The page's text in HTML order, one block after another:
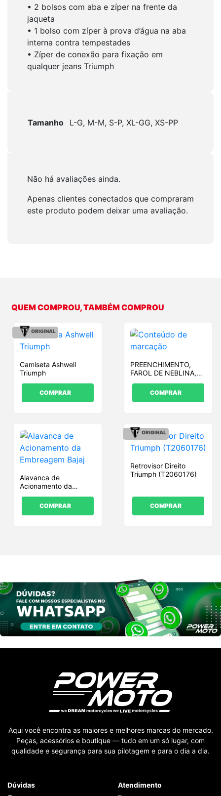
• 2 bolsos com aba e zíper na frente da
jaqueta
• 1 bolso com zíper à prova d’água na aba
interna contra tempestades
• Zíper de conexão para fixação em
qualquer jeans Triumph
Tamanho L-G, M-M, S-P, XL-GG, XS-PP
Não há avaliações ainda.
Apenas clientes conectados que compraram
este produto podem deixar uma avaliação.
QUEM COMPROU, TAMBÉM COMPROU
ORIGINAL
Camiseta Ashwell
Triumph
COMPRAR
PREENCHIMENTO,
FAROL DE NEBLINA,
COMPRAR
Alavanca de
Acionamento da
COMPRAR
ORIGINAL
Retrovisor Direito
Triumph (T2060176)
COMPRAR
Aqui você encontra as maiores e melhores marcas do mercado.
Peças, acessórios e boutique — tudo em um só lugar, com
qualidade e segurança para sua pilotagem e para o dia a dia.
Dúvidas
Atendimento